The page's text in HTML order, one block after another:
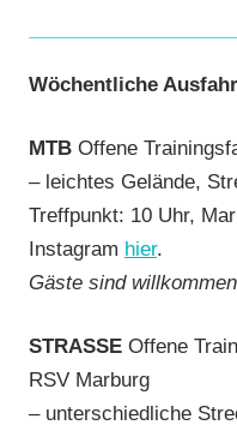
Wöchentliche
MTB Offene
– leichtes Gelände,
Treffpunkt: 10 Uhr,
Instagram hier.
Gäste sind
STRASSE Offene
RSV Marburg
– unterschiedliche